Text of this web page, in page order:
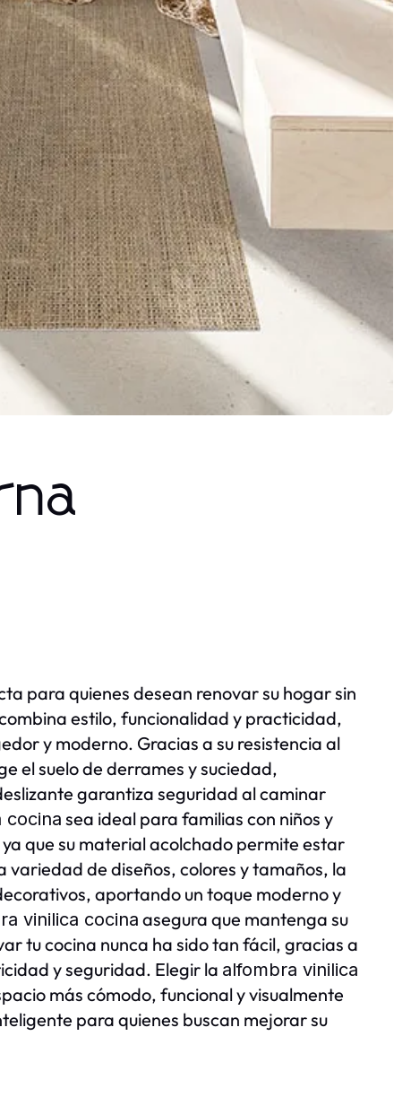
para quienes desean renovar su hogar sin
estilo, funcionalidad y practicidad,
y moderno. Gracias a su resistencia al
el suelo de derrames y suciedad,
garantiza seguridad al caminar
cocina sea ideal para familias con niños y
que su material acolchado permite estar
de diseños, colores y tamaños, la
aportando un toque moderno y
vinilica cocina asegura que mantenga su
tu cocina nunca ha sido tan fácil, gracias a
y seguridad. Elegir la alfombra vinilica
más cómodo, funcional y visualmente
para quienes buscan mejorar su